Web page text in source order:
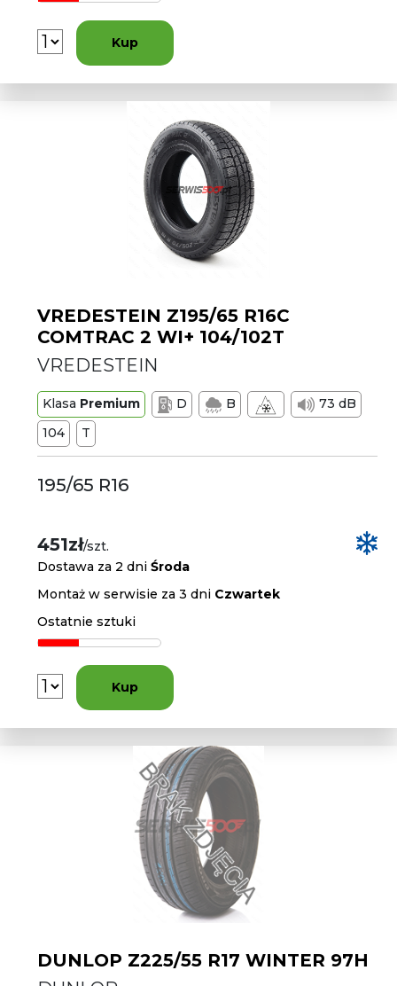
Kup
VREDESTEIN Z195/65 R16C
COMTRAC 2 WI+ 104/102T
VREDESTEIN
Klasa Premium D B
73 dB
104
T
195/65 R16
451zł/szt.
Dostawa za 2 dniŚroda
Montaż w serwisie za 3 dni Czwartek
Ostatnie sztuki
Kup
DUNLOP Z225/55 R17 WINTER 97H